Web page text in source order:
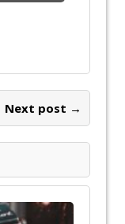
Next post →